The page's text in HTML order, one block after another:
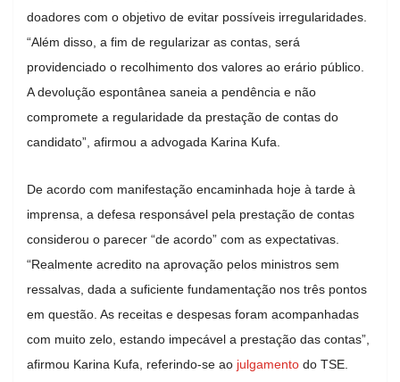
doadores com o objetivo de evitar possíveis irregularidades.
“Além disso, a fim de regularizar as contas, será
providenciado o recolhimento dos valores ao erário público.
A devolução espontânea saneia a pendência e não
compromete a regularidade da prestação de contas do
candidato”, afirmou a advogada Karina Kufa.
De acordo com manifestação encaminhada hoje à tarde à
imprensa, a defesa responsável pela prestação de contas
considerou o parecer “de acordo” com as expectativas.
“Realmente acredito na aprovação pelos ministros sem
ressalvas, dada a suficiente fundamentação nos três pontos
em questão. As receitas e despesas foram acompanhadas
com muito zelo, estando impecável a prestação das contas”,
afirmou Karina Kufa, referindo-se ao julgamento do TSE.